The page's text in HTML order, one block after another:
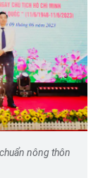
nông thôn